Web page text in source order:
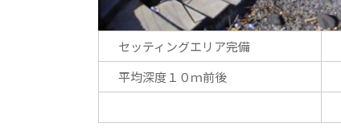
セッティングエリア完備
平均深度１０ｍ前後